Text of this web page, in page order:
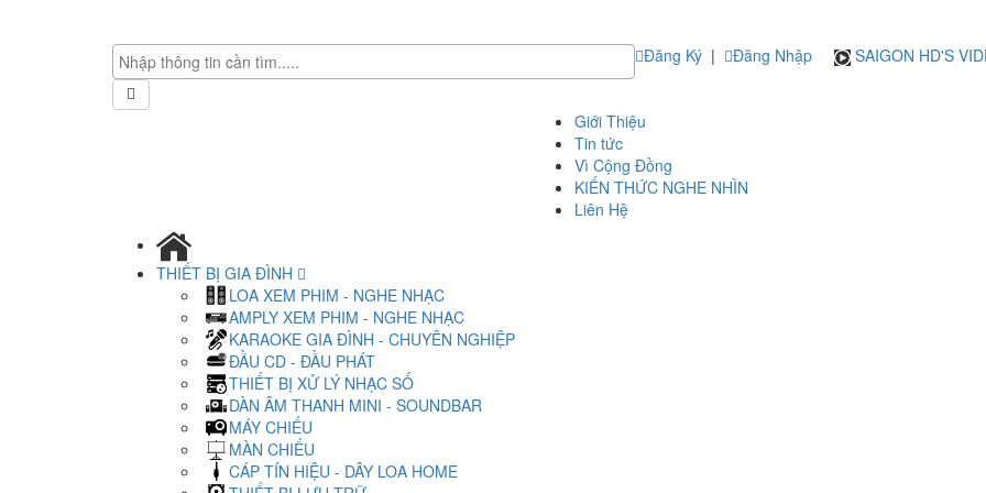
Đăng Ký | Đăng Nhập SAIGON HD'S
Giới Thiệu
Tin tức
Vì Cộng Đồng
KIẾN THỨC NGHE NHÌN
Liên Hệ
THIẾT BỊ GIA ĐÌNH
LOA XEM PHIM - NGHE NHẠC
AMPLY XEM PHIM - NGHE NHẠC
KARAOKE GIA ĐÌNH - CHUYÊN NGHIỆP
ĐẦU CD - ĐẦU PHÁT
THIẾT BỊ XỬ LÝ NHẠC SỐ
DÀN ÂM THANH MINI - SOUNDBAR
MÁY CHIẾU
MÀN CHIẾU
CÁP TÍN HIỆU - DÂY LOA HOME